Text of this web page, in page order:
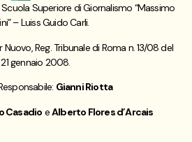
Superiore di Giornalismo “Massimo
– Luiss Guido Carli.
Reg. Tribunale di Roma n. 13/08 del
21 gennaio 2008.
Gianni Riotta
Casadio eAlberto Flores d’Arcais